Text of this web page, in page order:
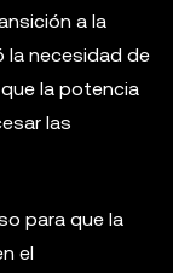
a la
la necesidad de
la potencia
las
para que la
el